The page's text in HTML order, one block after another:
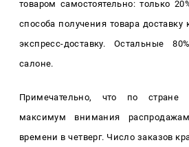
товаром самостоятельно: только
способа получения товара
экспресс-доставку. Остальные
салоне.
Примечательно, что по стране
максимум внимания
времени в четверг. Число заказов